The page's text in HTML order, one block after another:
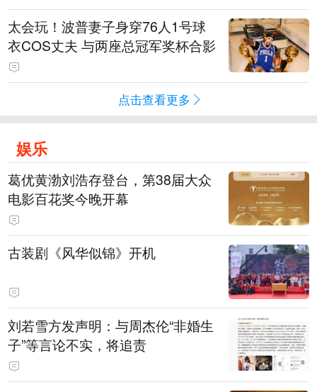
太会玩！波普妻子身穿76人1号球
衣COS丈夫 与两座总冠军奖杯合影
点击查看更多
娱乐
葛优黄渤刘浩存登台，第38届大众
电影百花奖今晚开幕
古装剧《风华似锦》开机
刘若雪方发声明：与周杰伦“非婚生
子”等言论不实，将追责